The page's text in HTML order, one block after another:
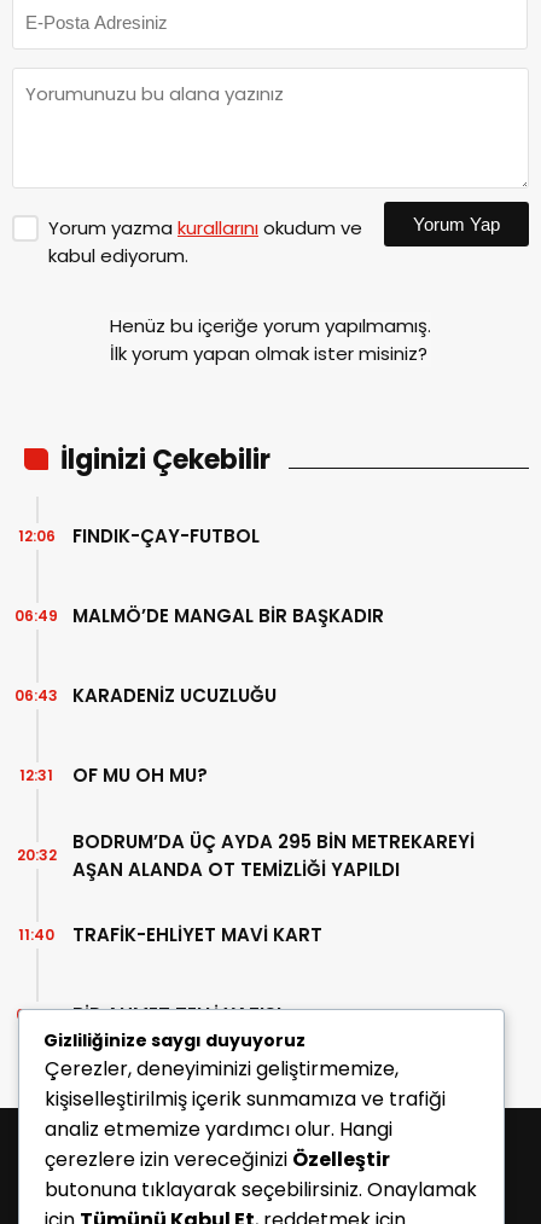
Yorum yazma kurallarınıokudum ve
kabul ediyorum.
Yorum Yap
Henüz bu içeriğe yorum yapılmamış.
İlk yorum yapan olmak ister misiniz?
İlginizi Çekebilir
FINDIK-ÇAY-FUTBOL
12:06
MALMÖ’DE MANGAL BİR BAŞKADIR
06:49
KARADENİZ UCUZLUĞU
06:43
OF MU OH MU?
12:31
BODRUM’DA ÜÇ AYDA 295 BİN METREKAREYİ
AŞAN ALANDA OT TEMİZLİĞİ YAPILDI
20:32
TRAFİK-EHLİYET MAVİ KART
11:40
BİR AHMET TELLİ YAZISI
07:30
Gizliliğinize saygı duyuyoruz
Çerezler, deneyiminizi geliştirmemize,
kişiselleştirilmiş içerik sunmamıza ve trafiği
analiz etmemize yardımcı olur. Hangi
çerezlere izin vereceğinizi Özelleştir
butonuna tıklayarak seçebilirsiniz. Onaylamak